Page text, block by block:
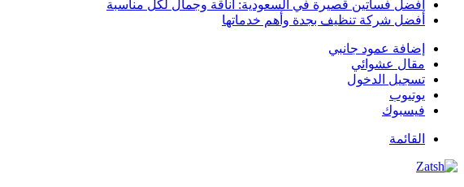
أفضل فساتين قصيرة في السعودية: أناقة وجمال لكل مناسبة
أفضل شركة تنظيف بجدة وأهم خدماتها
إضافة عمود جانبي
مقال عشوائي
تسجيل الدخول
يوتيوب
فيسبوك
القائمة